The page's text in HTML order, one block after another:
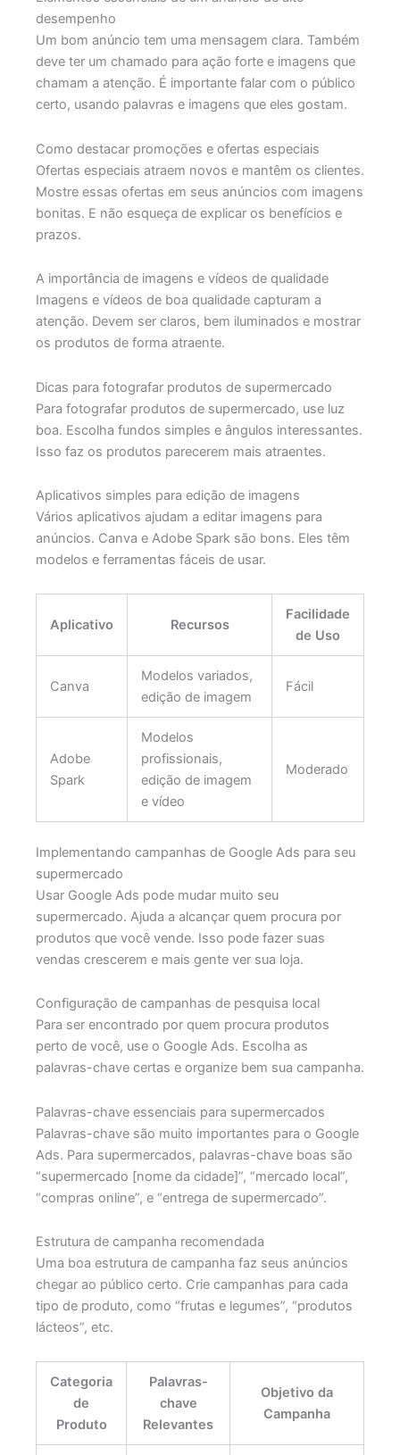
desempenho
Um bom anúncio tem uma mensagem clara. Também
deve ter um chamado para ação forte e imagens que
chamam a atenção. É importante falar com o público
certo, usando palavras e imagens que eles gostam.
Como destacar promoções e ofertas especiais
Ofertas especiais atraem novos e mantêm os clientes.
Mostre essas ofertas em seus anúncios com imagens
bonitas. E não esqueça de explicar os benefícios e
prazos.
A importância de imagens e vídeos de qualidade
Imagens e vídeos de boa qualidade capturam a
atenção. Devem ser claros, bem iluminados e mostrar
os produtos de forma atraente.
Dicas para fotografar produtos de supermercado
Para fotografar produtos de supermercado, use luz
boa. Escolha fundos simples e ângulos interessantes.
Isso faz os produtos parecerem mais atraentes.
Aplicativos simples para edição de imagens
Vários aplicativos ajudam a editar imagens para
anúncios. Canva e Adobe Spark são bons. Eles têm
modelos e ferramentas fáceis de usar.
Aplicativo Recursos
Facilidade
de Uso
Canva
Modelos variados,
edição de imagem
Fácil
Adobe
Spark
Modelos
profissionais,
edição de imagem
e vídeo
Moderado
Implementando campanhas de Google Ads para seu
supermercado
Usar Google Ads pode mudar muito seu
supermercado. Ajuda a alcançar quem procura por
produtos que você vende. Isso pode fazer suas
vendas crescerem e mais gente ver sua loja.
Configuração de campanhas de pesquisa local
Para ser encontrado por quem procura produtos
perto de você, use o Google Ads. Escolha as
palavras-chave certas e organize bem sua campanha.
Palavras-chave essenciais para supermercados
Palavras-chave são muito importantes para o Google
Ads. Para supermercados, palavras-chave boas são
“supermercado [nome da cidade]”, “mercado local”,
“compras online”, e “entrega de supermercado”.
Estrutura de campanha recomendada
Uma boa estrutura de campanha faz seus anúncios
chegar ao público certo. Crie campanhas para cada
tipo de produto, como “frutas e legumes”, “produtos
lácteos”, etc.
Categoria
de
Produto
Palavras-
chave
Relevantes
Objetivo da
Campanha